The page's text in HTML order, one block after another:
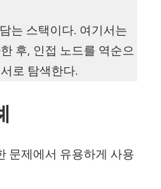
는 스택이다. 여기서는
후, 인접 노드를 역순으
로 탐색한다.
문제에서 유용하게 사용